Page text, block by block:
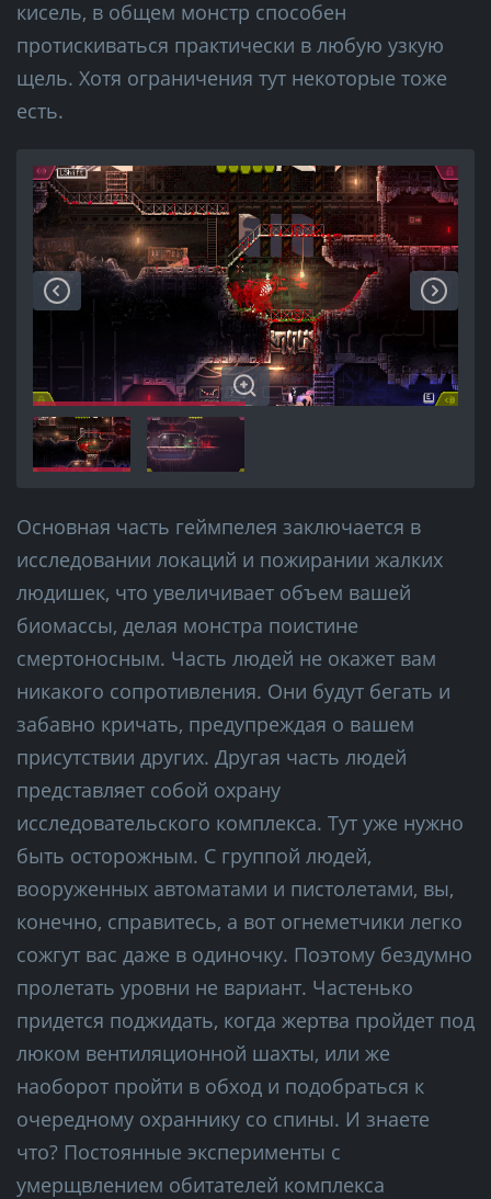
кисель, в общем монстр способен
протискиваться практически в любую узкую
щель. Хотя ограничения тут некоторые тоже
есть.
Основная часть геймпелея заключается в
исследовании локаций и пожирании жалких
людишек, что увеличивает объем вашей
биомассы, делая монстра поистине
смертоносным. Часть людей не окажет вам
никакого сопротивления. Они будут бегать и
забавно кричать, предупреждая о вашем
присутствии других. Другая часть людей
представляет собой охрану
исследовательского комплекса. Тут уже нужно
быть осторожным. С группой людей,
вооруженных автоматами и пистолетами, вы,
конечно, справитесь, а вот огнеметчики легко
сожгут вас даже в одиночку. Поэтому бездумно
пролетать уровни не вариант. Частенько
придется поджидать, когда жертва пройдет под
люком вентиляционной шахты, или же
наоборот пройти в обход и подобраться к
очередному охраннику со спины. И знаете
что? Постоянные эксперименты с
умерщвлением обитателей комплекса